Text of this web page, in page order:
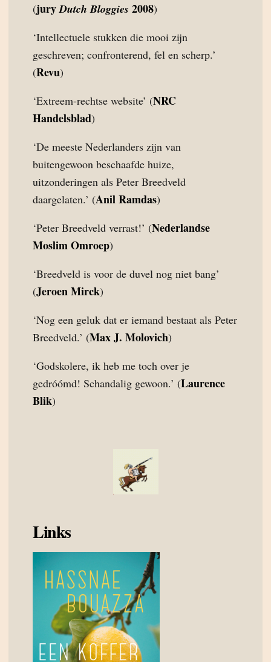
(juryDutch Bloggies 2008)
‘Intellectuele stukken die mooi zijn
geschreven; confronterend, fel en scherp.’
(Revu)
‘Extreem-rechtse website’ (NRC
Handelsblad)
‘De meeste Nederlanders zijn van
buitengewoon beschaafde huize,
uitzonderingen als Peter Breedveld
daargelaten.’ (Anil Ramdas)
‘Peter Breedveld verrast!’ (Nederlandse
Moslim Omroep)
‘Breedveld is voor de duvel nog niet bang’
(Jeroen Mirck)
‘Nog een geluk dat er iemand bestaat als Peter
Breedveld.’ (Max J. Molovich)
‘Godskolere, ik heb me toch over je
gedróómd! Schandalig gewoon.’ (Laurence
Blik)
Links